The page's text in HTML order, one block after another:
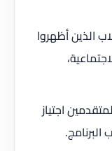
الذين أظهروا
اجتياز